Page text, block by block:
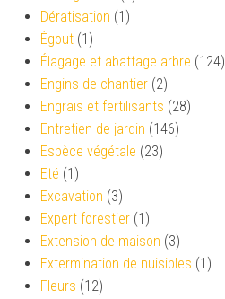
Dératisation (1)
Égout (1)
Élagage et abattage arbre (124)
Engins de chantier (2)
Engrais et fertilisants (28)
Entretien de jardin (146)
Espèce végétale (23)
Eté (1)
Excavation (3)
Expert forestier (1)
Extension de maison (3)
Extermination de nuisibles (1)
Fleurs (12)